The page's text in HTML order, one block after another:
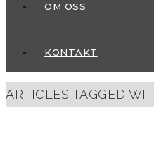
OM OSS
KONTAKT
ARTICLES TAGGED